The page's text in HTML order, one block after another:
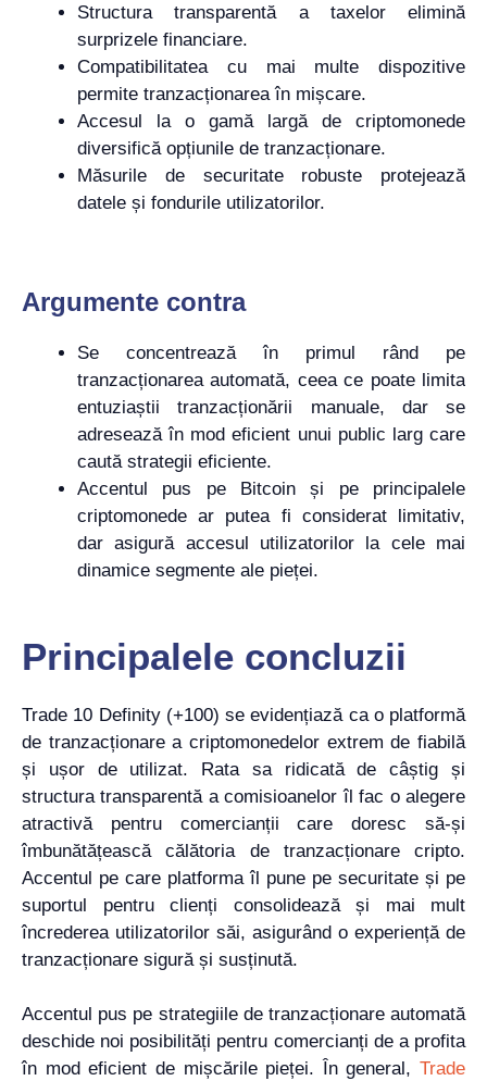
Structura transparentă a taxelor elimină
surprizele financiare.
Compatibilitatea cu mai multe dispozitive
permite tranzacționarea în mișcare.
Accesul la o gamă largă de criptomonede
diversifică opțiunile de tranzacționare.
Măsurile de securitate robuste protejează
datele și fondurile utilizatorilor.
Argumente contra
Se concentrează în primul rând pe
tranzacționarea automată, ceea ce poate limita
entuziaștii tranzacționării manuale, dar se
adresează în mod eficient unui public larg care
caută strategii eficiente.
Accentul pus pe Bitcoin și pe principalele
criptomonede ar putea fi considerat limitativ,
dar asigură accesul utilizatorilor la cele mai
dinamice segmente ale pieței.
Principalele concluzii
Trade 10 Definity (+100) se evidențiază ca o platformă
de tranzacționare a criptomonedelor extrem de fiabilă
și ușor de utilizat. Rata sa ridicată de câștig și
structura transparentă a comisioanelor îl fac o alegere
atractivă pentru comercianții care doresc să-și
îmbunătățească călătoria de tranzacționare cripto.
Accentul pe care platforma îl pune pe securitate și pe
suportul pentru clienți consolidează și mai mult
încrederea utilizatorilor săi, asigurând o experiență de
tranzacționare sigură și susținută.
Accentul pus pe strategiile de tranzacționare automată
deschide noi posibilități pentru comercianți de a profita
în mod eficient de mișcările pieței. În general, Trade